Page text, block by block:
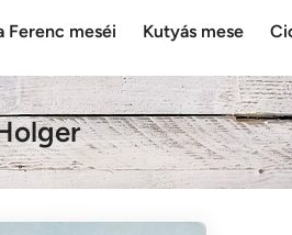
Ferenc meséi Kutyás mese